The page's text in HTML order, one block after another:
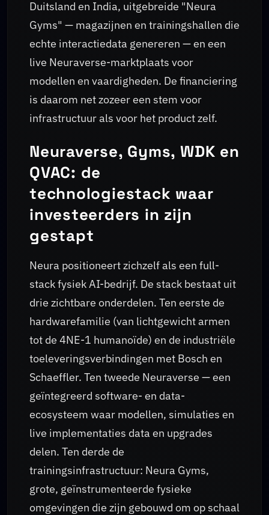
Duitsland en India, uitgebreide "Neura
Gyms" — magazijnen en trainingshallen die
echte interactiedata genereren — en een
live Neuraverse-marktplaats voor
modellen en vaardigheden. De financiering
is daarom net zozeer een stem voor
infrastructuur als voor het product zelf.
Neuraverse, Gyms, WDK en
QVAC: de
technologiestack waar
investeerders in zijn
gestapt
Neura positioneert zichzelf als een full-
stack fysiek AI-bedrijf. De stack bestaat uit
drie zichtbare onderdelen. Ten eerste de
hardwarefamilie (van lichtgewicht armen
tot de 4NE-1 humanoïde) en de industriële
toeleveringsverbindingen met Bosch en
Schaeffler. Ten tweede Neuraverse — een
geïntegreerd software- en data-
ecosysteem waar modellen, simulaties en
live implementaties data en upgrades
delen. Ten derde de
trainingsinfrastructuur: Neura Gyms,
grote, geïnstrumenteerde fysieke
omgevingen die zijn gebouwd om op schaal